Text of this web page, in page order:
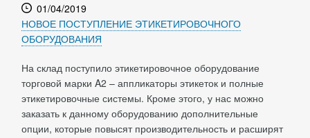
01/04/2019
НОВОЕ ПОСТУПЛЕНИЕ ЭТИКЕТИРОВОЧНОГО
ОБОРУДОВАНИЯ
На склад поступило этикетировочное оборудование
торговой марки A2 – аппликаторы этикеток и полные
этикетировочные системы. Кроме этого, у нас можно
заказать к данному оборудованию дополнительные
опции, которые повысят производительность и расширят